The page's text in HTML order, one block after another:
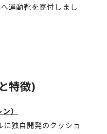
運動靴を寄付しまし
特徴)
）
独自開発のクッショ